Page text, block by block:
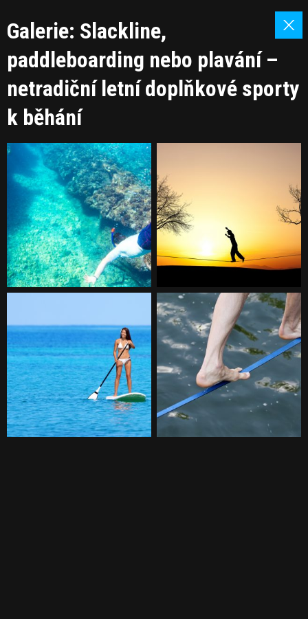
Galerie: Slackline,
paddleboarding nebo plavání –
netradiční letní doplňkové sporty
k běhání